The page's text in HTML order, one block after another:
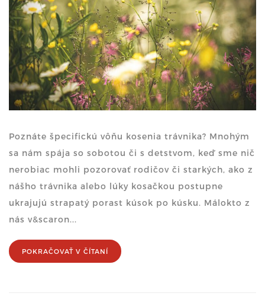
Poznáte špecifickú vôňu kosenia trávnika? Mnohým
sa nám spája so sobotou či s detstvom, keď sme nič
nerobiac mohli pozorovať rodičov či starkých, ako z
nášho trávnika alebo lúky kosačkou postupne
ukrajujú strapatý porast kúsok po kúsku. Málokto z
nás v&scaron...
POKRAČOVAŤ V ČÍTANÍ